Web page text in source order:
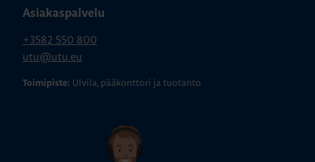
Asiakaspalvelu
+3582 550 800
utu@utu.eu
Toimipiste: Ulvila, pääkonttori ja tuotanto